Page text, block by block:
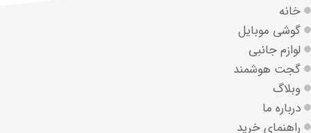
خانه
گوشی موبایل
لوازم جانبی
گجت هوشمند
وبلاگ
درباره ما
راهنمای خرید